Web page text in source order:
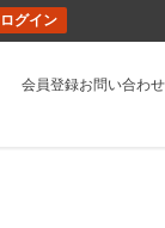
会員登録お問い合わせ
ログイン